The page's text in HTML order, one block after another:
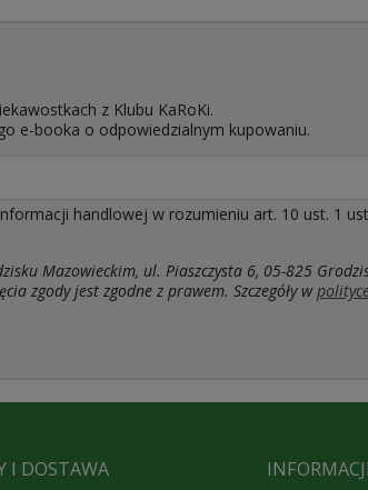
z Klubu KaRoKi.
e-booka o odpowiedzialnym kupowaniu.
handlowej w rozumieniu art. 10 ust. 1
Mazowieckim, ul. Piaszczysta 6, 05-825
zgody jest zgodne z prawem. Szczegóły w
I DOSTAWA